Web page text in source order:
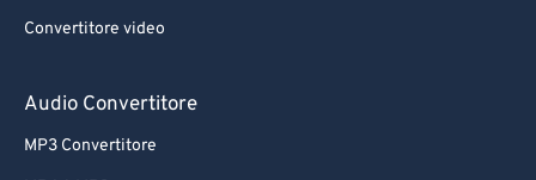
Convertitore video
Audio Convertitore
MP3 Convertitore